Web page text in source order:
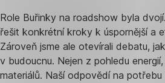
Role Buřinky na roadshow byla
řešit konkrétní kroky k úspornější a
Zároveň jsme ale otevírali debatu,
v budoucnu. Nejen z pohledu
materiálů. Naší odpovědí na